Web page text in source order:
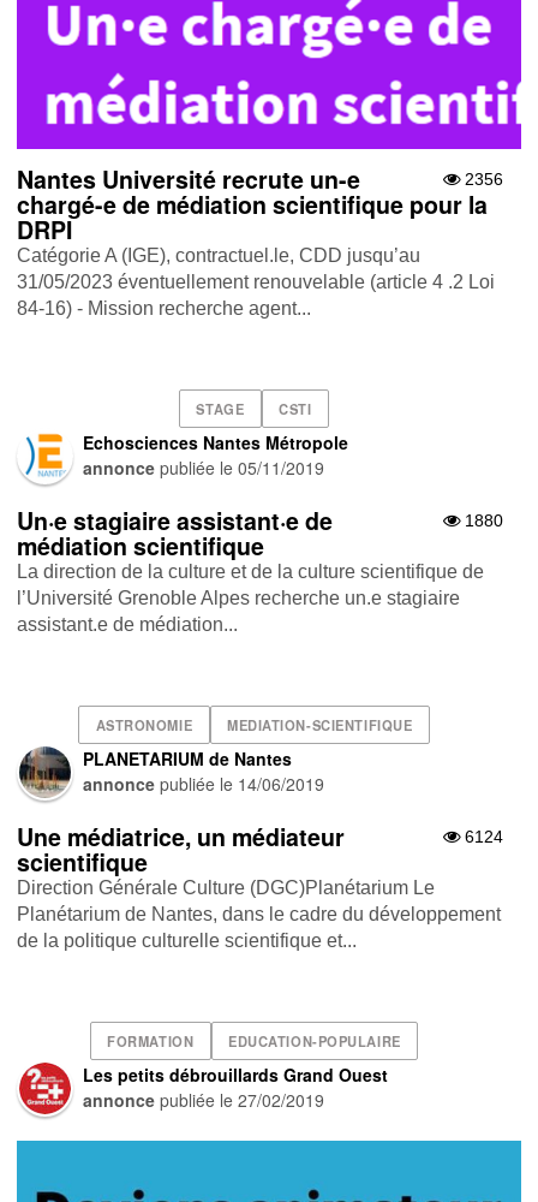
2356
Nantes Université recrute un-e
chargé-e de médiation scientifique pour la
DRPI
Catégorie A (IGE), contractuel.le, CDD jusqu’au
31/05/2023 éventuellement renouvelable (article 4 .2 Loi
84-16) - Mission recherche agent...
STAGE CSTI
Echosciences Nantes Métropole
annonce publiée le05/11/2019
1880
Un·e stagiaire assistant·e de
médiation scientifique
La direction de la culture et de la culture scientifique de
l’Université Grenoble Alpes recherche un.e stagiaire
assistant.e de médiation...
ASTRONOMIE MEDIATION-SCIENTIFIQUE
PLANETARIUM de Nantes
annonce publiée le 14/06/2019
6124
Une médiatrice, un médiateur
scientifique
Direction Générale Culture (DGC)Planétarium Le
Planétarium de Nantes, dans le cadre du développement
de la politique culturelle scientifique et...
FORMATION EDUCATION-POPULAIRE
Les petits débrouillards Grand Ouest
annonce publiée le27/02/2019